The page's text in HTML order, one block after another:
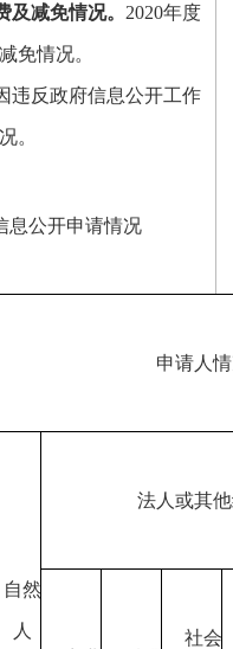
及减免情况。 2020年度
免情况。
违反政府信息公开工作
。
息公开申请情况
申请人
自然
人
法人或其
社会